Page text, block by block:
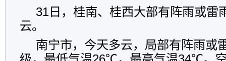
31日，桂南、桂西大部有阵雨或雷
云。
南宁市，今天多云，局部有阵雨或